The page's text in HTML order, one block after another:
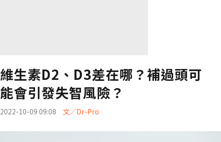
維生素D2、D3差在哪？補過頭可
能會引發失智風險？
2022-10-09 09:08 文／Dr-Pro